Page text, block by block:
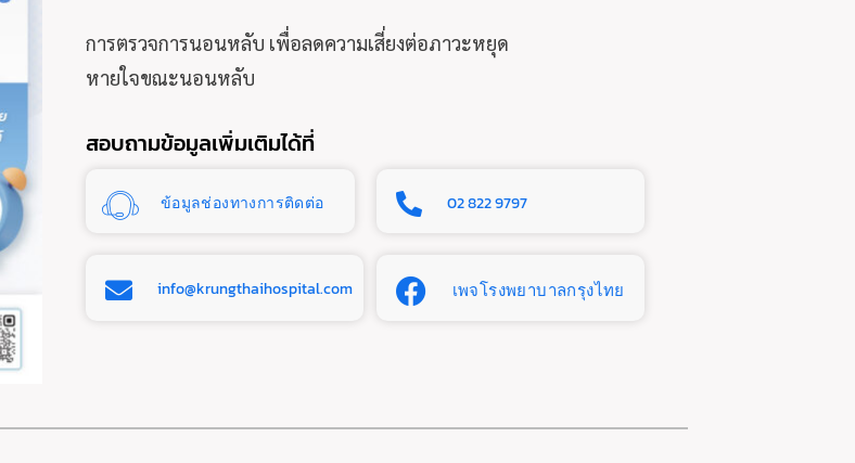
การตรวจการนอนหลับ เพื่อลดความเสี่ยงต่อภาวะหยุด
หายใจขณะนอนหลับ
สอบถามข้อมูลเพิ่มเติมได้ที่
ข้อมูลช่องทางการติดต่อ 02 822 9797
info@krungthaihospital.com เพจโรงพยาบาลกรุงไทย